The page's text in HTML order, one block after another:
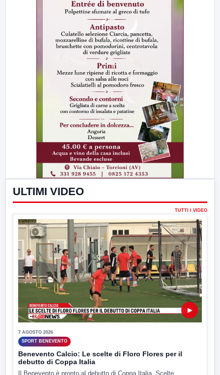
ULTIMI VIDEO
TUTTI I VIDEO
▶
7 AGOSTO 2026
SPORT BENEVENTO
Benevento Calcio: Le scelte di Floro Flores per il
debutto di Coppa Italia
Il Benevento è pronto al debutto di Coppa Italia. Scelte...